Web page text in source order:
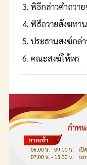
พิธีกล่าวคำถวา
พิธีถวายสังฆทา
ประธานสงฆ์กล่
คณะสงฆ์ให้พร